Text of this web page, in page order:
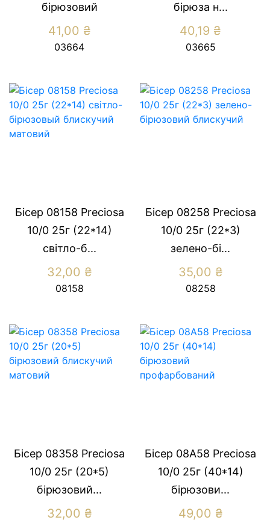
бiрюзовий
41,00 ₴
03664
бiрюза н...
40,19 ₴
03665
Бісер 08158 Preсiosa
10/0 25г (22*14)
свiтло-б...
32,00 ₴
08158
Бісер 08258 Preсiosa
10/0 25г (22*3)
зелено-бi...
35,00 ₴
08258
Бісер 08358 Preсiosa
10/0 25г (20*5)
бiрюзовий...
32,00 ₴
Бісер 08А58 Preсiosa
10/0 25г (40*14)
бiрюзови...
49,00 ₴